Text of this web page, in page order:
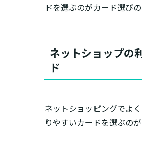
ドを選ぶのがカード選び
ネットショップの
ド
ネットショッピングでよ
りやすいカードを選ぶのが